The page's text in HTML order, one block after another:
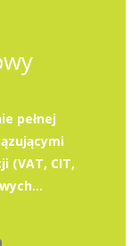
pełnej
(VAT, CIT,